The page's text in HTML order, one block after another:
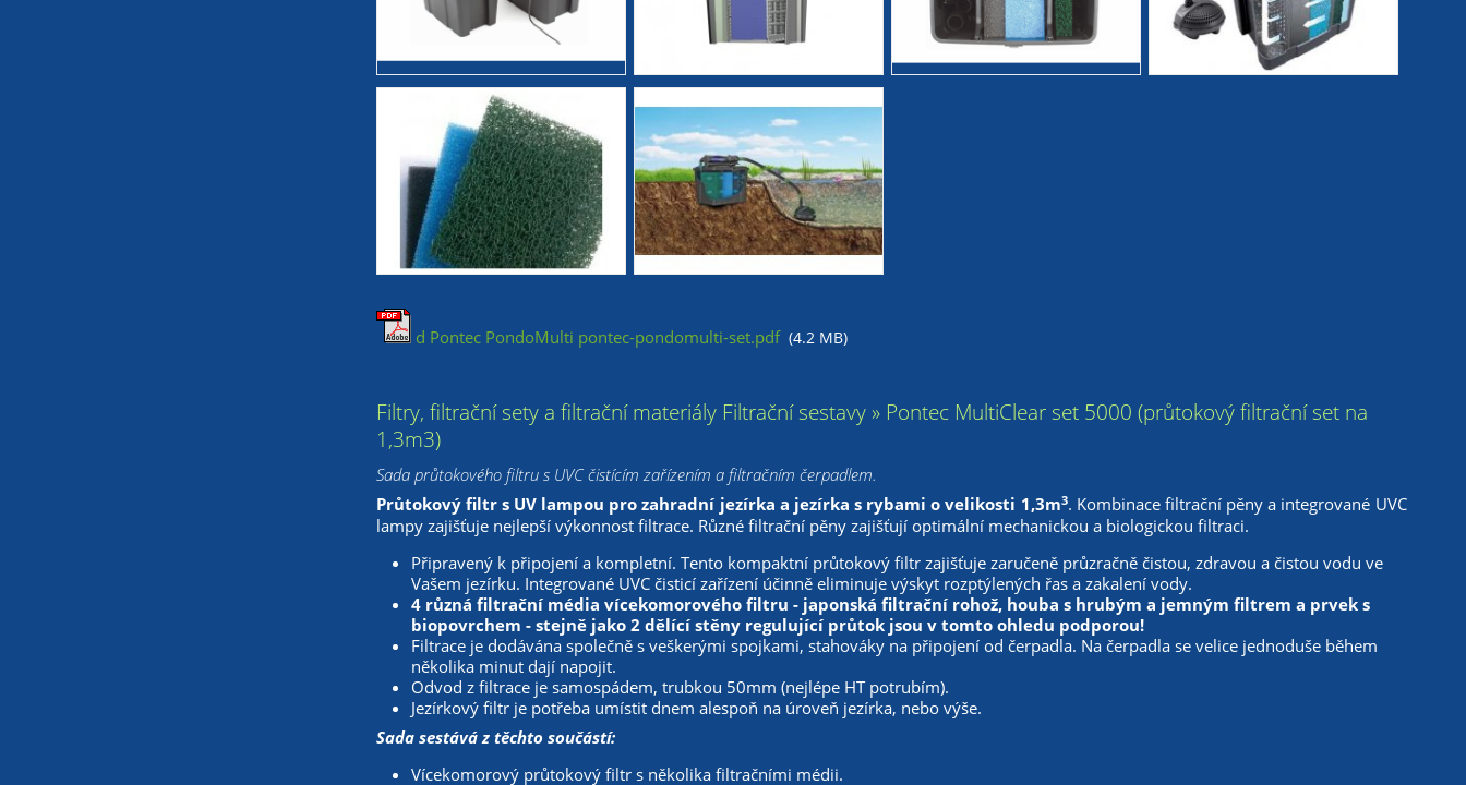
d Pontec PondoMulti pontec-pondomulti-set.pdf (4.2 MB)
Filtry, filtrační sety a filtrační materiály Filtrační sestavy » Pontec MultiClear set 5000 (průtokový filtrační set na
1,3m3)
Sada průtokového filtru s UVC čistícím zařízením a filtračním čerpadlem.
Průtokový filtr s UV lampou pro zahradní jezírka a jezírka s rybami o velikosti 1,3m3. Kombinace filtrační pěny a integrované UVC
lampy zajišťuje nejlepší výkonnost filtrace. Různé filtrační pěny zajišťují optimální mechanickou a biologickou filtraci.
Připravený k připojení a kompletní. Tento kompaktní průtokový filtr zajišťuje zaručeně průzračně čistou, zdravou a čistou vodu ve
Vašem jezírku. Integrované UVC čisticí zařízení účinně eliminuje výskyt rozptýlených řas a zakalení vody.
4 různá filtrační média vícekomorového filtru - japonská filtrační rohož, houba s hrubým a jemným filtrem a prvek s
biopovrchem - stejně jako 2 dělící stěny regulující průtok jsou v tomto ohledu podporou!
Filtrace je dodávána společně s veškerými spojkami, stahováky na připojení od čerpadla. Na čerpadla se velice jednoduše během
několika minut dají napojit.
Odvod z filtrace je samospádem, trubkou 50mm (nejlépe HT potrubím).
Jezírkový filtr je potřeba umístit dnem alespoň na úroveň jezírka, nebo výše.
Sada sestává z těchto součástí:
Vícekomorový průtokový filtr s několika filtračními médii.